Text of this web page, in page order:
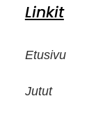
Linkit
Etusivu
Jutut